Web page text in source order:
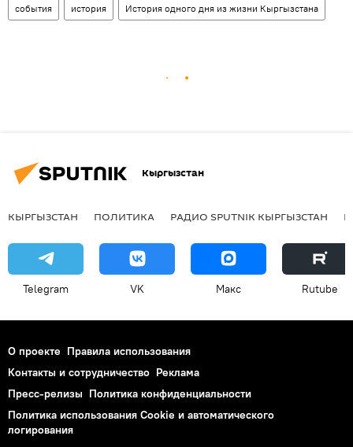
события история История одного дня из жизни Кыргызстана
Кыргызстан
КЫРГЫЗСТАН ПОЛИТИКА РАДИО SPUTNIK КЫРГЫЗСТАН
Telegram VK Макс Rutube
О проекте Правила использования
Контакты и сотрудничество Реклама
Пресс-релизы Политика конфиденциальности
Политика использования Cookie и автоматического
логирования